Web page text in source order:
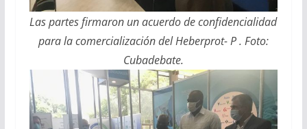
Las partes firmaron un acuerdo de confidencialidad
para la comercialización del Heberprot- P . Foto:
Cubadebate.